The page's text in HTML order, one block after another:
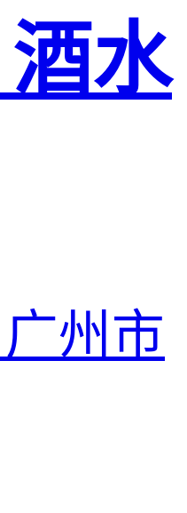
水
州市